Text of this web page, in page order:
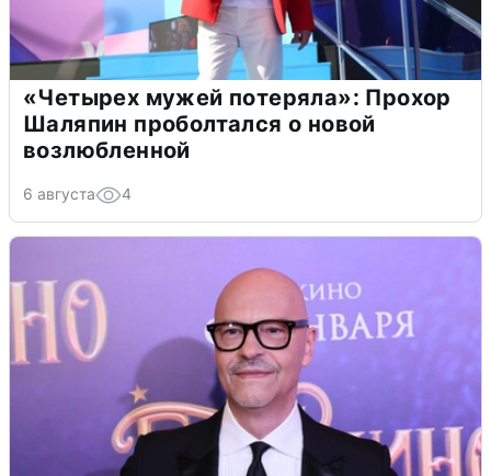
«Четырех мужей потеряла»: Прохор
Шаляпин проболтался о новой
возлюбленной
6 августа 4